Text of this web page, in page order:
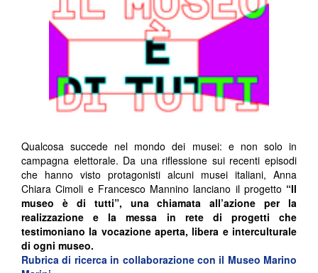
Qualcosa succede nel mondo dei musei: e non solo in
campagna elettorale. Da una riflessione sui recenti episodi
che hanno visto protagonisti alcuni musei italiani, Anna
Chiara Cimoli e Francesco Mannino lanciano il progetto “Il
museo è di tutti”, una chiamata all’azione per la
realizzazione e la messa in rete di progetti che
testimoniano la vocazione aperta, libera e interculturale
di ogni museo.
Rubrica di ricerca in collaborazione con il Museo Marino